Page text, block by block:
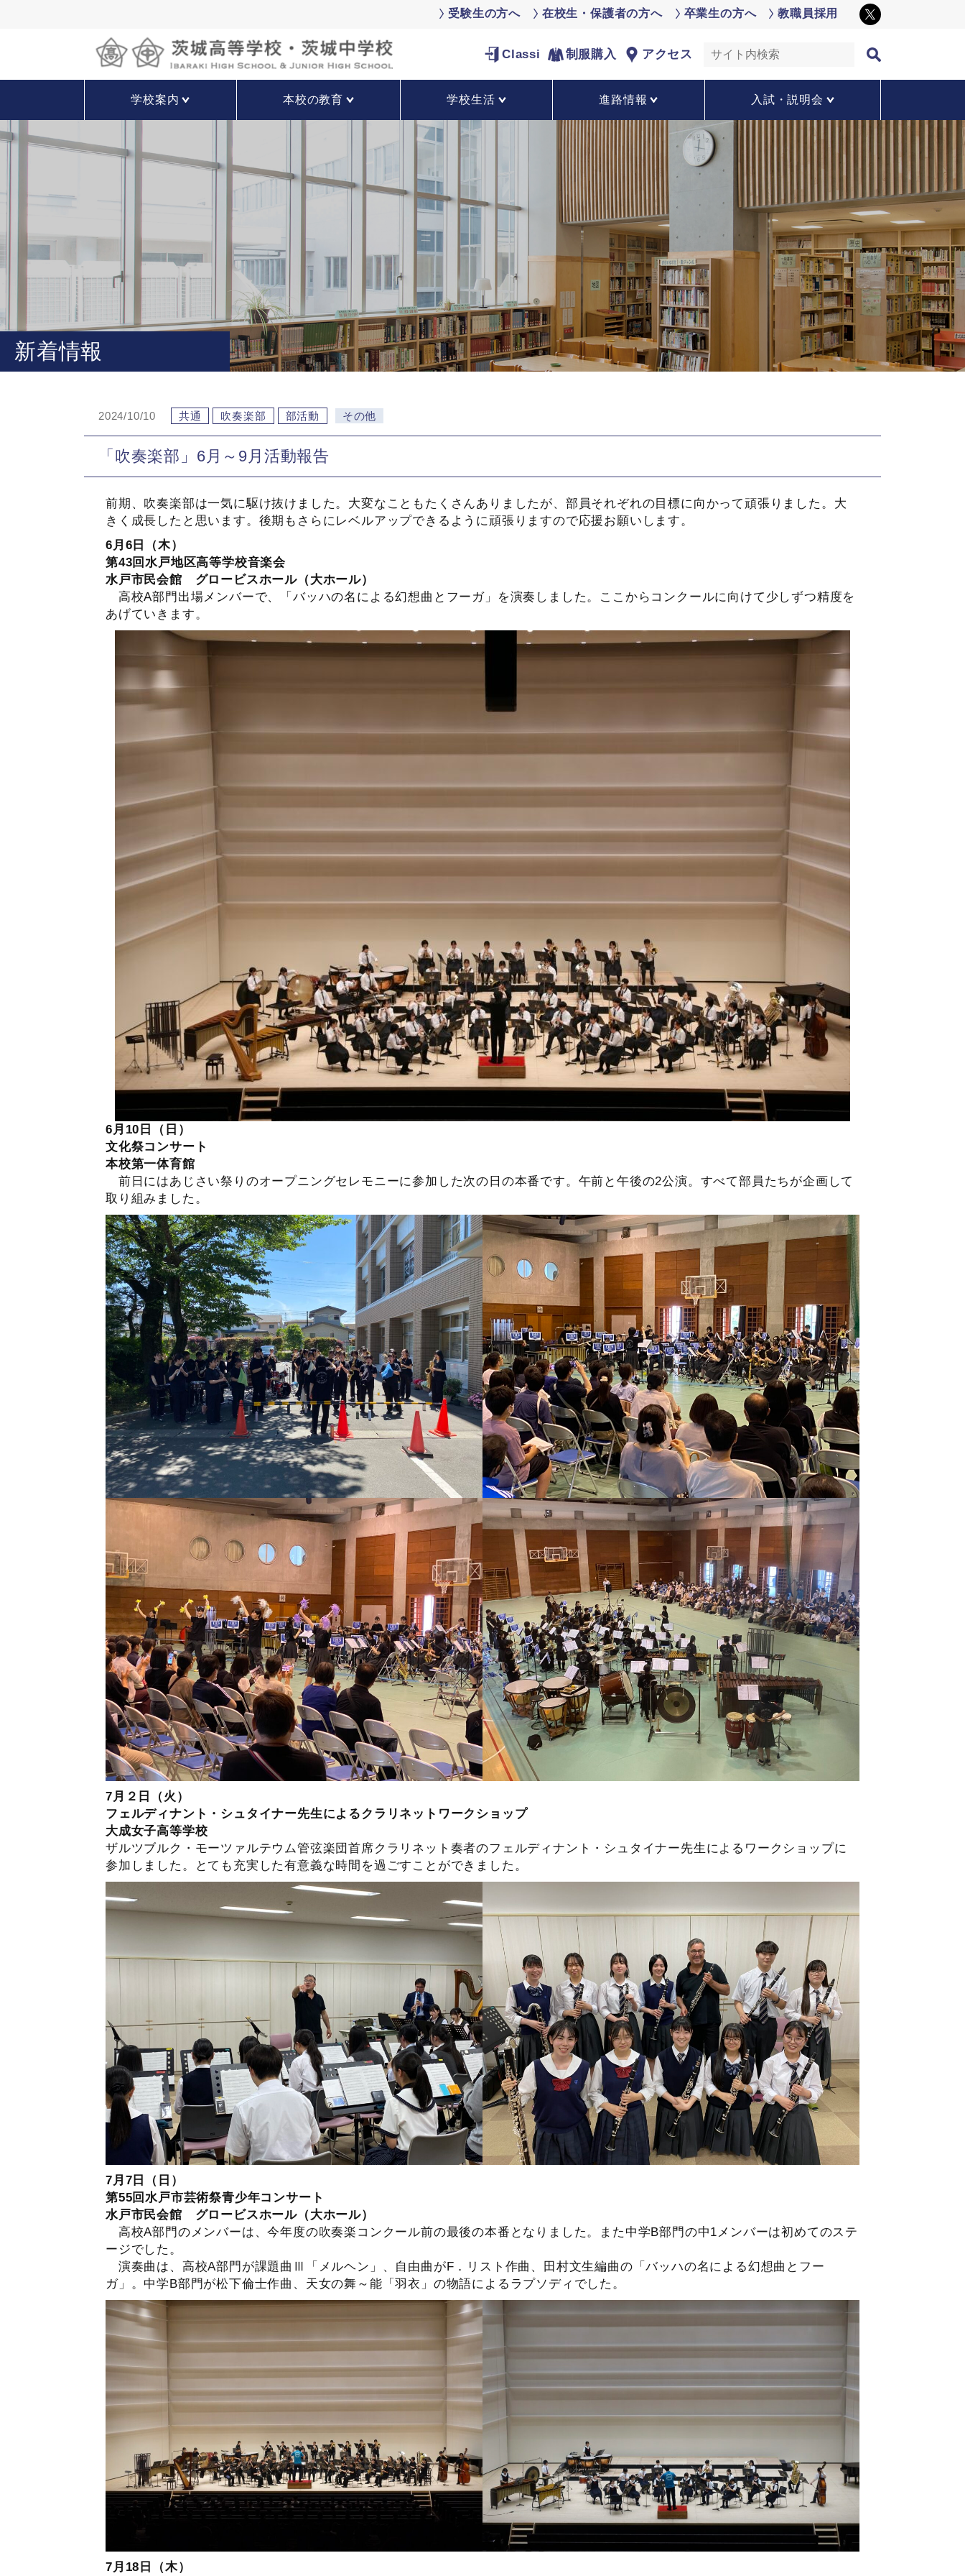
受験生の方へ 在校生・保護者の方へ 卒業生の方へ 教職員採用
Classi 制服購入 アクセス
学校案内 本校の教育 学校生活 進路情報 入試・説明会
新着情報
2024/10/10 共通 吹奏楽部 部活動 その他
「吹奏楽部」6月～9月活動報告
前期、吹奏楽部は一気に駆け抜けました。大変なこともたくさんありましたが、部員それぞれの目標に向かって頑張りました。大
きく成長したと思います。後期もさらにレベルアップできるように頑張りますので応援お願いします。
6月6日（木）
第43回水戸地区高等学校音楽会
水戸市民会館 グロービスホール（大ホール）
高校A部門出場メンバーで、「バッハの名による幻想曲とフーガ」を演奏しました。ここからコンクールに向けて少しずつ精度を
あげていきます。
6月10日（日）
文化祭コンサート
本校第一体育館
前日にはあじさい祭りのオープニングセレモニーに参加した次の日の本番です。午前と午後の2公演。すべて部員たちが企画して
取り組みました。
7月２日（火）
フェルディナント・シュタイナー先生によるクラリネットワークショップ
大成女子高等学校
ザルツブルク・モーツァルテウム管弦楽団首席クラリネット奏者のフェルディナント・シュタイナー先生によるワークショップに
参加しました。とても充実した有意義な時間を過ごすことができました。
7月7日（日）
第55回水戸市芸術祭青少年コンサート
水戸市民会館 グロービスホール（大ホール）
高校A部門のメンバーは、今年度の吹奏楽コンクール前の最後の本番となりました。また中学B部門の中1メンバーは初めてのステ
ージでした。
演奏曲は、高校A部門が課題曲Ⅲ「メルヘン」、自由曲がF．リスト作曲、田村文生編曲の「バッハの名による幻想曲とフー
ガ」。中学B部門が松下倫士作曲、天女の舞～能「羽衣」の物語によるラプソディでした。
7月18日（木）